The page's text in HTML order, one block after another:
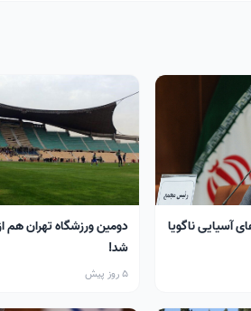
آسیایی ناگویا
دومین ورزشگاه تهران
شد!
5 روز پیش